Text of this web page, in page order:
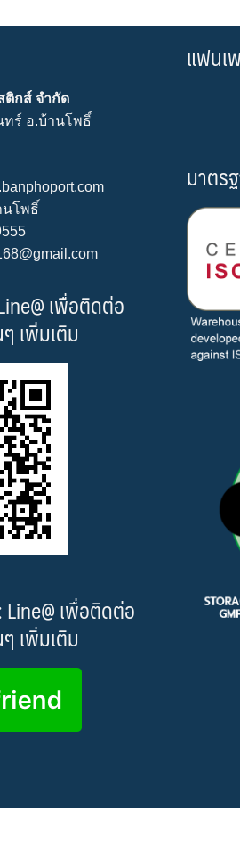
ติกส์ จำกัด
ทร์ อ.บ้านโพธิ์
นโพธิ์
เพื่อติดต่อ
เพิ่มเติม
เพื่อติดต่อ
เพิ่มเติม
แฟนเ
มาตร